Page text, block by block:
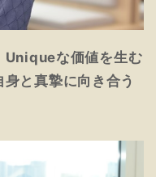
Uniqueな価値を生む
と真摯に向き合う